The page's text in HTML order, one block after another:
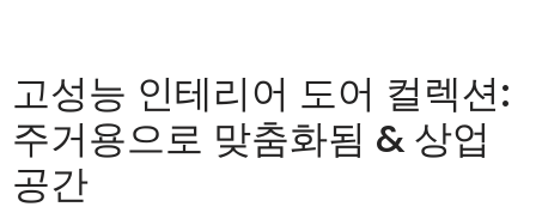
고성능 인테리어 도어 컬렉션:
주거용으로 맞춤화됨 & 상업
공간